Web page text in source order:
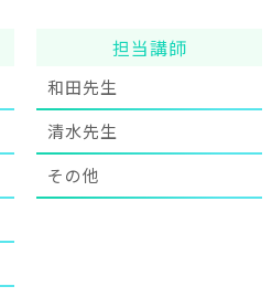
担当講師
和田先生
清水先生
その他